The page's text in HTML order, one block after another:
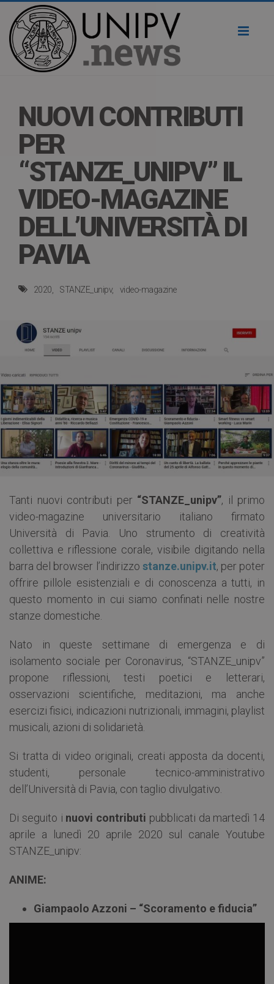
NUOVI CONTRIBUTI
PER
“STANZE_UNIPV” IL
VIDEO-MAGAZINE
DELL’UNIVERSITÀ DI
PAVIA
2020 STANZE_unipv video-magazine
Tanti nuovi contributi per“STANZE_unipv”, il primo
video-magazine universitario italiano firmato
Università di Pavia. Uno strumento di creatività
collettiva e riflessione corale, visibile digitando nella
barra del browser l’indirizzo stanze.unipv.it, per poter
offrire pillole esistenziali e di conoscenza a tutti, in
questo momento in cui siamo confinati nelle nostre
stanze domestiche.
Nato in queste settimane di emergenza e di
isolamento sociale per Coronavirus, “STANZE_unipv”
propone riflessioni, testi poetici e letterari,
osservazioni scientifiche, meditazioni, ma anche
esercizi fisici, indicazioni nutrizionali, immagini, playlist
musicali, azioni di solidarietà.
Si tratta di video originali, creati apposta da docenti,
studenti, personale tecnico-amministrativo
dell’Università di Pavia, con taglio divulgativo.
Di seguito i nuovi contributi pubblicati da martedì 14
aprile a lunedì 20 aprile 2020 sul canale Youtube
STANZE_unipv:
ANIME:
Giampaolo Azzoni – “Scoramento e fiducia”